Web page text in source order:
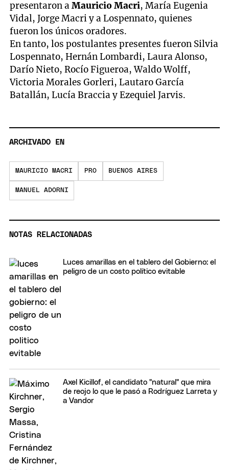
presentaron aMauricio Macri, María Eugenia
Vidal, Jorge Macri y a Lospennato, quienes
fueron los únicos oradores.
En tanto, los postulantes presentes fueron Silvia
Lospennato, Hernán Lombardi, Laura Alonso,
Darío Nieto, Rocío Figueroa, Waldo Wolff,
Victoria Morales Gorleri, Lautaro García
Batallán, Lucía Braccia y Ezequiel Jarvis.
ARCHIVADO EN
MAURICIO MACRI PRO BUENOS AIRES
MANUEL ADORNI
NOTAS RELACIONADAS
Luces amarillas en el tablero del Gobierno: el
peligro de un costo político evitable
Axel Kicillof, el candidato "natural" que mira
de reojo lo que le pasó a Rodríguez Larreta y
a Vandor